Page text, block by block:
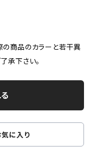
の商品のカラーと若干異
承下さい。
に入り